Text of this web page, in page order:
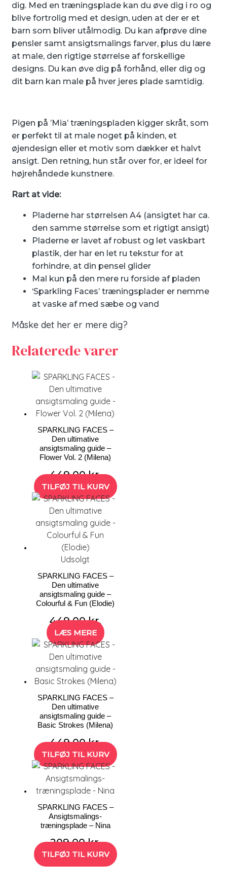
dig. Med en træningsplade kan du øve dig i ro og
blive fortrolig med et design, uden at der er et
barn som bliver utålmodig. Du kan afprøve dine
pensler samt ansigtsmalings farver, plus du lære
at male, den rigtige størrelse af forskellige
designs. Du kan øve dig på forhånd, eller dig og
dit barn kan male på hver jeres plade samtidig.
Pigen på ’Mia’ træningspladen kigger skråt, som
er perfekt til at male noget på kinden, et
øjendesign eller et motiv som dækker et halvt
ansigt. Den retning, hun står over for, er ideel for
højrehåndede kunstnere.
Rart at vide:
Pladerne har størrelsen A4 (ansigtet har ca.
den samme størrelse som et rigtigt ansigt)
Pladerne er lavet af robust og let vaskbart
plastik, der har en let ru tekstur for at
forhindre, at din pensel glider
Mal kun på den mere ru forside af ​​pladen
‘Sparkling Faces’ træningsplader er nemme
at vaske af med sæbe og vand
Måske det her er mere dig?
Relaterede varer
SPARKLING FACES –
Den ultimative
ansigtsmaling guide –
Flower Vol. 2 (Milena)
449,00kr.
TILFØJ TIL KURV
Udsolgt
SPARKLING FACES –
Den ultimative
ansigtsmaling guide –
Colourful & Fun (Elodie)
449,00kr.
LÆS MERE
SPARKLING FACES –
Den ultimative
ansigtsmaling guide –
Basic Strokes (Milena)
449,00kr.
TILFØJ TIL KURV
SPARKLING FACES –
Ansigtsmalings-
træningsplade – Nina
209,00kr.
TILFØJ TIL KURV